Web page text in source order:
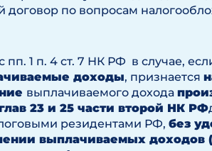
по вопросам
пп. 1 п. 4 ст. 7 НК РФ в случае,
доходы, признается
выплачиваемого дохода
23 и 25 части второй НК РФ
резидентами РФ, без
выплачиваемых доходов